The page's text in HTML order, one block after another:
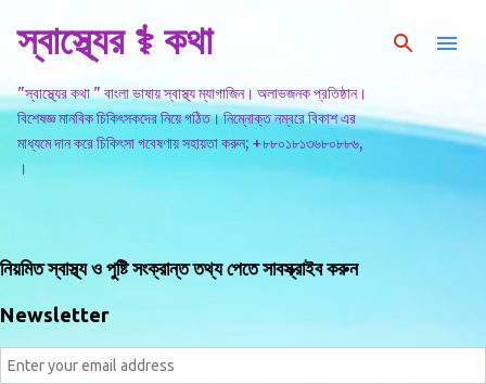
সরাসরি প্রধান সামগ্রীতে চলে যান
স্বাস্থ্যের ⚕️ কথা
"স্বাস্থ্যের কথা " বাংলা ভাষায় স্বাস্থ্য ম্যাগাজিন। অলাভজনক প্রতিষ্ঠান।
বিশেষজ্ঞ মানবিক চিকিৎসকদের নিয়ে গঠিত। নিম্নোক্ত নম্বরে বিকাশ এর
মাধ্যমে দান করে চিকিৎসা গবেষণায় সহায়তা করুন; +৮৮০১৮১৩৬৮০৮৮৬,
।
নিয়মিত স্বাস্থ্য ও পুষ্টি সংক্রান্ত তথ্য পেতে সাবস্ক্রাইব করুন
Newsletter